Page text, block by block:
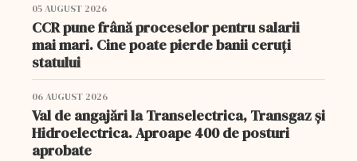
05 AUGUST 2026
CCR pune frână proceselor pentru salarii
mai mari. Cine poate pierde banii ceruți
statului
06 AUGUST 2026
Val de angajări la Transelectrica, Transgaz și
Hidroelectrica. Aproape 400 de posturi
aprobate